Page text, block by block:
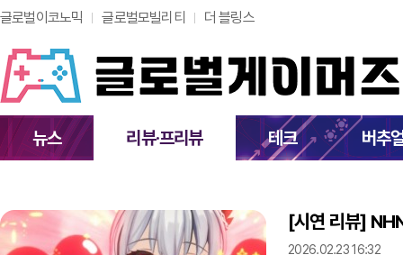
글로벌이코노믹 글로벌모빌리티 더 블링스
뉴스 리뷰·프리뷰 테크 버추
[시연 리뷰]
2026.02.23 16:32